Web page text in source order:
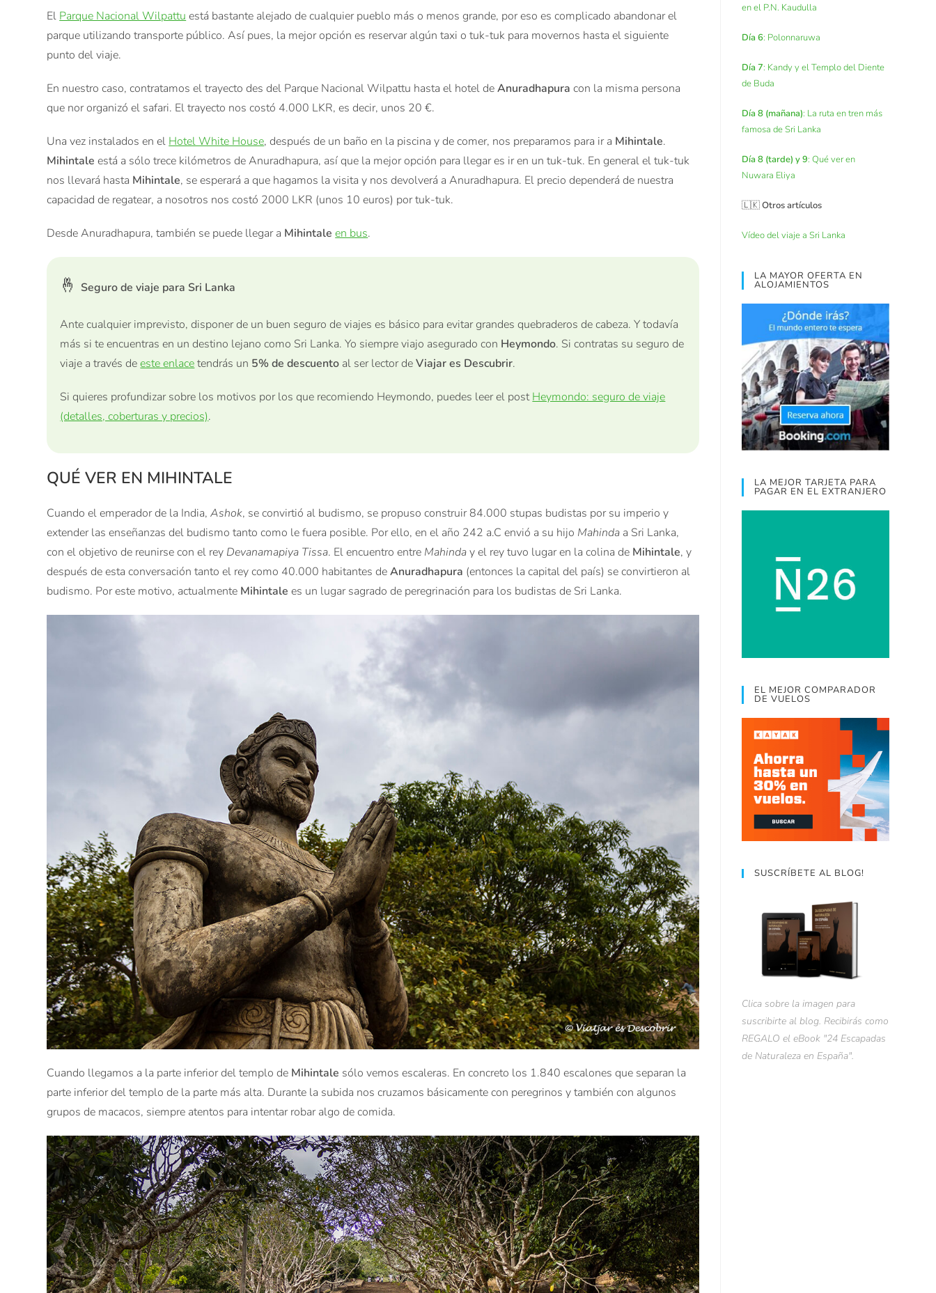
ElParque Nacional Wilpattuestá bastante alejado de cualquier pueblo más o menos grande, por eso es complicado abandonar el
parque utilizando transporte público. Así pues, la mejor opción es reservar algún taxi o tuk-tuk para movernos hasta el siguiente
punto del viaje.
En nuestro caso, contratamos el trayecto des del Parque Nacional Wilpattu hasta el hotel deAnuradhapura con la misma persona
que nor organizó el safari. El trayecto nos costó 4.000 LKR, es decir, unos 20 €.
Una vez instalados en elHotel White House, después de un baño en la piscina y de comer, nos preparamos para ir a Mihintale.
Mihintale está a sólo trece kilómetros de Anuradhapura, así que la mejor opción para llegar es ir en un tuk-tuk. En general el tuk-tuk
nos llevará hasta Mihintale, se esperará a que hagamos la visita y nos devolverá a Anuradhapura. El precio dependerá de nuestra
capacidad de regatear, a nosotros nos costó 2000 LKR (unos 10 euros) por tuk-tuk.
Desde Anuradhapura, también se puede llegar a Mihintale en bus.
🤞 Seguro de viaje para Sri Lanka
Ante cualquier imprevisto, disponer de un buen seguro de viajes es básico para evitar grandes quebraderos de cabeza. Y todavía
más si te encuentras en un destino lejano como Sri Lanka. Yo siempre viajo asegurado con Heymondo. Si contratas su seguro de
viaje a través deeste enlacetendrás un 5% de descuento al ser lector deViajar es Descubrir.
Si quieres profundizar sobre los motivos por los que recomiendo Heymondo, puedes leer el postHeymondo: seguro de viaje
(detalles, coberturas y precios).
QUÉ VER EN MIHINTALE
Cuando el emperador de la India,Ashok, se convirtió al budismo, se propuso construir 84.000 stupas budistas por su imperio y
extender las enseñanzas del budismo tanto como le fuera posible. Por ello, en el año 242 a.C envió a su hijo Mahinda a Sri Lanka,
con el objetivo de reunirse con el rey Devanamapiya Tissa. El encuentro entre Mahinday el rey tuvo lugar en la colina de Mihintale, y
después de esta conversación tanto el rey como 40.000 habitantes deAnuradhapura (entonces la capital del país) se convirtieron al
budismo. Por este motivo, actualmente Mihintale es un lugar sagrado de peregrinación para los budistas de Sri Lanka.
Cuando llegamos a la parte inferior del templo de Mihintale sólo vemos escaleras. En concreto los 1.840 escalones que separan la
parte inferior del templo de la parte más alta. Durante la subida nos cruzamos básicamente con peregrinos y también con algunos
grupos de macacos, siempre atentos para intentar robar algo de comida.
en el P.N. Kaudulla
Día 6: Polonnaruwa
Día 7: Kandy y el Templo del Diente
de Buda
Día 8 (mañana): La ruta en tren más
famosa de Sri Lanka
Día 8 (tarde) y 9: Qué ver en
Nuwara Eliya
🇱🇰Otros artículos
Vídeo del viaje a Sri Lanka
LA MAYOR OFERTA EN
ALOJAMIENTOS
LA MEJOR TARJETA PARA
PAGAR EN EL EXTRANJERO
EL MEJOR COMPARADOR
DE VUELOS
SUSCRÍBETE AL BLOG!
Clica sobre la imagen para
suscribirte al blog. Recibirás como
REGALO el eBook "24 Escapadas
de Naturaleza en España".